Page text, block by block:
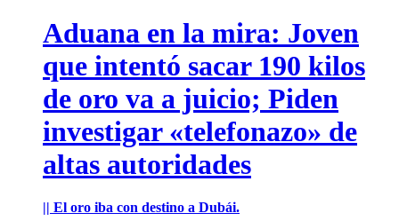
Aduana en la mira: Joven
que intentó sacar 190 kilos
de oro va a juicio; Piden
investigar «telefonazo» de
altas autoridades
|| El oro iba con destino a Dubái.